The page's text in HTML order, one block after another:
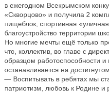
в ежегодном Всекрымском
«Скворцово» и получила 2
пищеблок, спортивная
благоустройство территории
Но многие мечты ещё только
что, коллектив, во главе с
образцом работоспособности
останавливается на достигнутом.
— Воспитывать в ребятах мы
патриотизм, любовь к Родине